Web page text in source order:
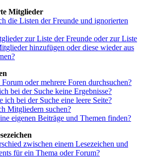
Mitglieder
die Listen der Freunde und ignorierten
zur Liste der Freunde oder zur Liste
hinzufügen oder diese wieder aus
oder mehrere Foren durchsuchen?
bei der Suche keine Ergebnisse?
ich bei der Suche eine leere Seite?
Mitgliedern suchen?
eigenen Beiträge und Themen finden?
zwischen einem Lesezeichen und
für ein Thema oder Forum?